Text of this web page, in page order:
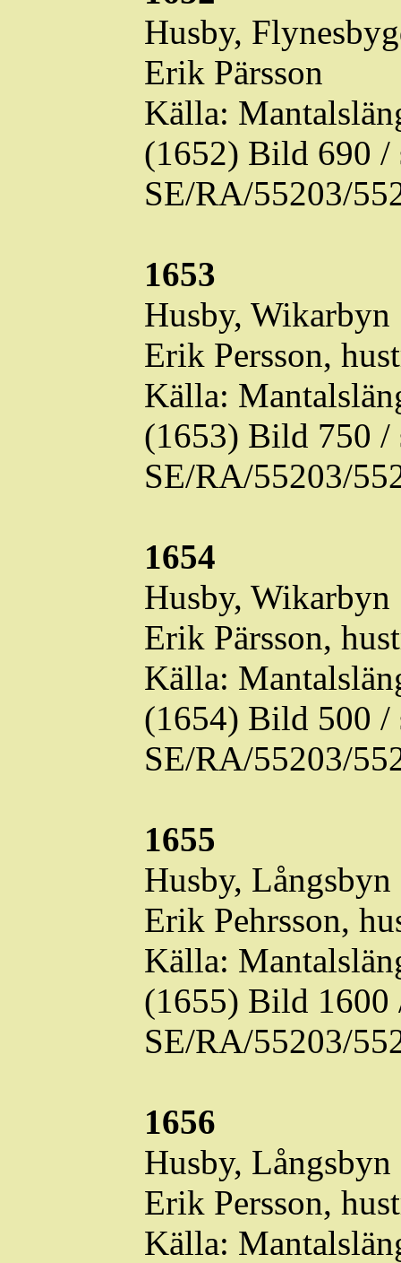
Husby,
Erik Pärsson
Källa:
(1652) Bild 690
SE/RA/55203/
1653
Husby, Wikarbyn
Erik Persson,
Källa:
(1653) Bild 750
SE/RA/55203/
1654
Husby, Wikarbyn
Erik Pärsson,
Källa:
(1654) Bild 500
SE/RA/55203/
1655
Husby, Långsbyn
Erik Pehrsson,
Källa:
(1655) Bild
SE/RA/55203/
1656
Husby, Långsbyn
Erik Persson,
Källa: